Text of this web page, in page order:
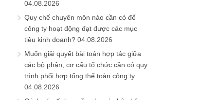
04.08.2026
Quy chế chuyên môn nào cần có để
công ty hoạt động đạt được các mục
tiêu kinh doanh? 04.08.2026
Muốn giải quyết bài toán hợp tác giữa
các bộ phận, cơ cấu tổ chức cần có quy
trình phối hợp tổng thể toàn công ty
04.08.2026